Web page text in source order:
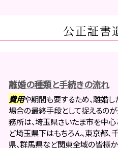
公正証書
離婚の種類と手続きの流れ
費用や期間も要するため、離婚
場合の最終手段として捉えるの
務所は、埼玉県さいたま市を中
ど埼玉県下はもちろん、東京都、
県、群馬県など関東全域の皆様